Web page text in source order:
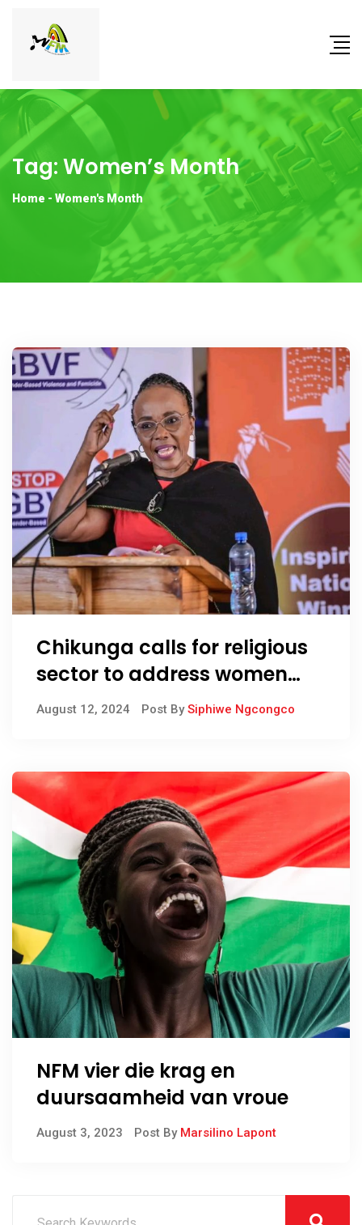
Tag:Women’s Month
Home - Women's Month
Chikunga calls for religious
sector to address women
challenges
August 12, 2024 Post BySiphiwe Ngcongco
NFM vier die krag en
duursaamheid van vroue
August 3, 2023 Post By Marsilino Lapont